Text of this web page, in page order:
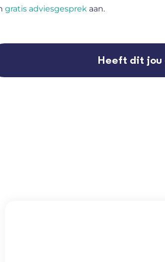
gratis adviesgesprek aan.
Heeft dit jou